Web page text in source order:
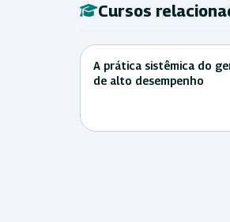
Cursos
A prática sistêmica do
de alto desempenho